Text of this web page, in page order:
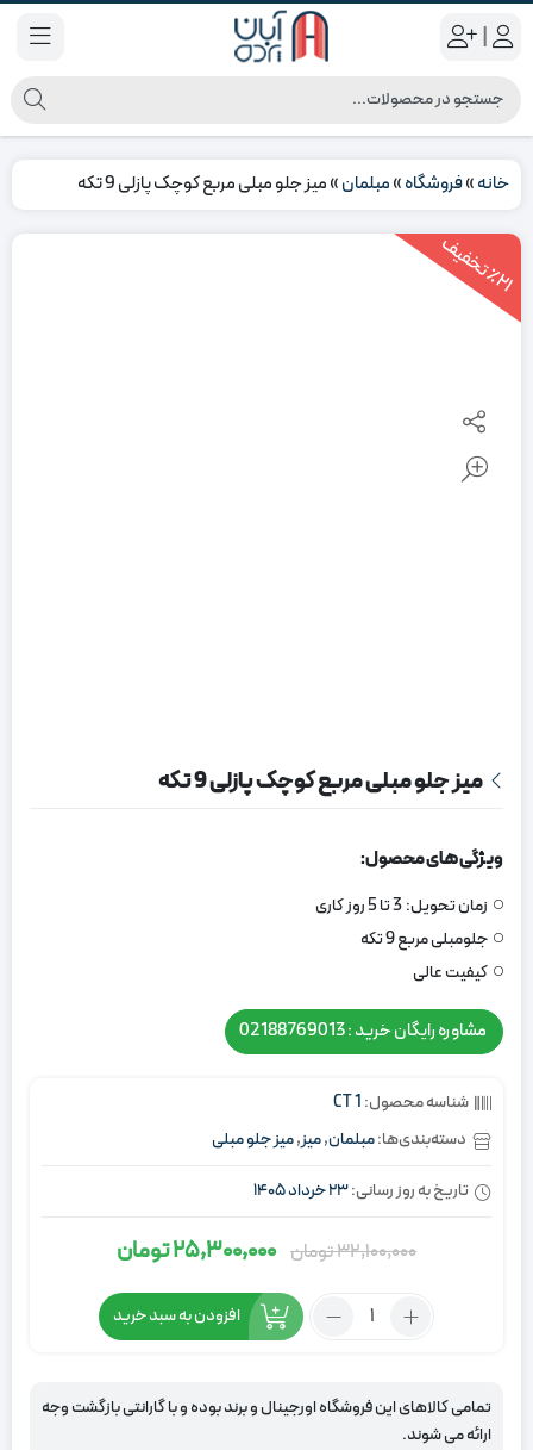
|
خانه»فروشگاه»مبلمان»میز جلو مبلی مربع کوچک پازلی 9 تکه
٪2
1
ت
خ
ف
یف
میز جلو مبلی مربع کوچک پازلی 9 تکه
ویژگی های محصول:
زمان تحویل:3 تا 5 روز کاری
جلومبلی مربع 9 تکه
کیفیت عالی
مشاوره رایگان خرید : 02188769013
شناسه محصول:CT 1
دسته‌بندی‌ها:مبلمان,میز,میز جلو مبلی
تاریخ به روز رسانی:23 خرداد 1405
32,100,000تومان
قیمت
اصلی:
32,100,000
بود.
25,300,000تومان
قیمت
فعلی:
25,300,000
تعداد:
مبلی
مربع
افزودن به سبد خرید
تمامی کالاهای این فروشگاه اورجینال و برند بوده و با گارانتی بازگشت وجه
ارائه می شوند.